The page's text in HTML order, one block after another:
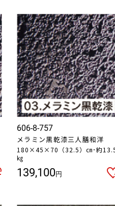
606-8-757
メラミン黒乾漆三人膳和洋
180×45×70（32.5）㎝･約
㎏
139,100円